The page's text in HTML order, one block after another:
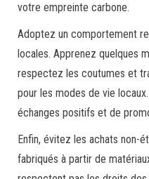
votre empreinte carbone.
Adoptez un comportement
locales. Apprenez quelques
respectez les coutumes et
pour les modes de vie
échanges positifs et de
Enfin, évitez les achats non-
fabriqués à partir de